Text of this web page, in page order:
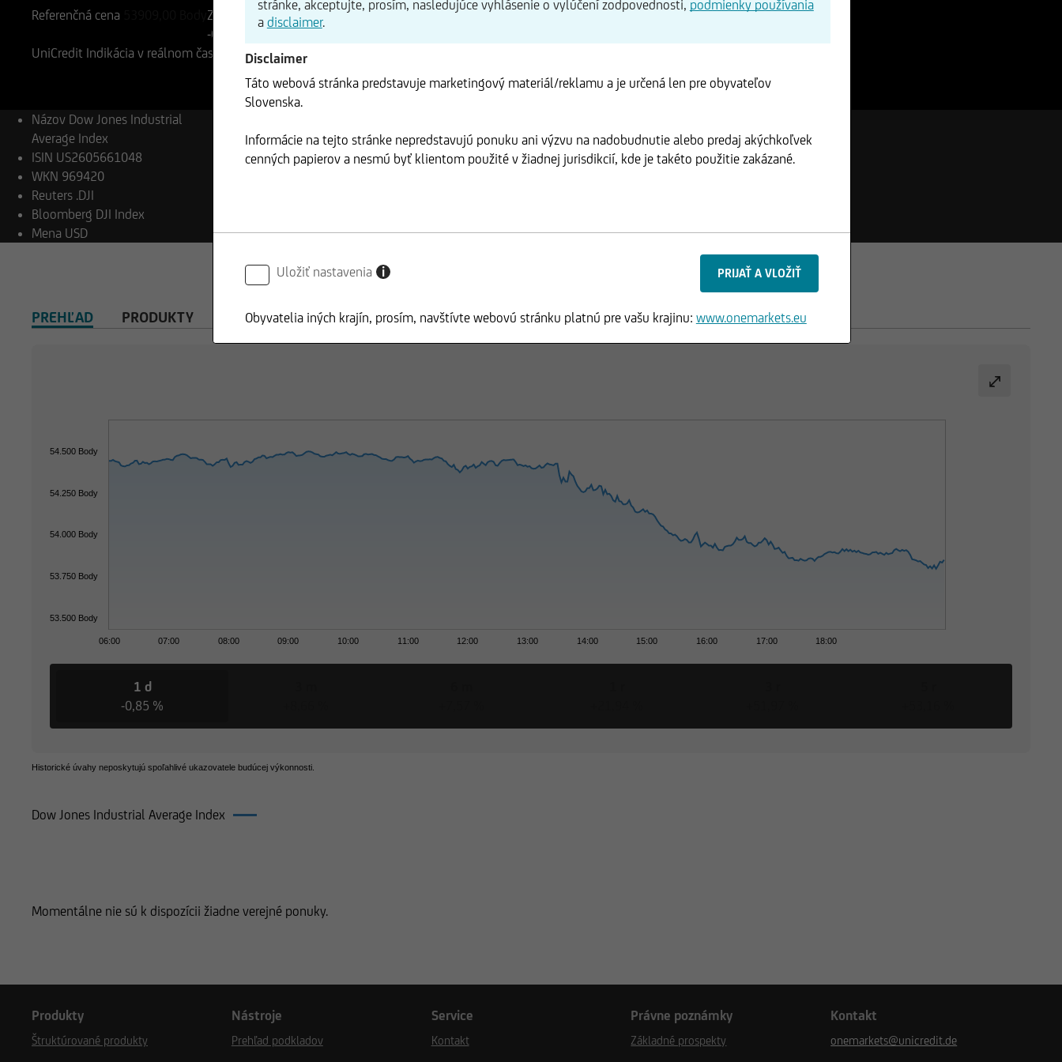
Referenčná cena
Zmena
-0,81%
UniCredit Indikácia v reálnom čase
06.08.2026 - 21:59
Názov Dow Jones Industrial
Average Index
ISIN US2605661048
WKN 969420
Reuters .DJI
Bloomberg DJI Index
Mena USD
PREHĽAD PRODUKTY
06:00 07:00 08:00 09:00 10:00 11:00 12:00 13:00 14:00 15:00 16:00 17:00 18:00
53.500 Body
53.750 Body
54.000 Body
54.250 Body
54.500 Body
1 d
-0,85 %
Historické úvahy neposkytujú spoľahlivé ukazovatele budúcej výkonnosti.
Dow Jones Industrial Average Index
Momentálne nie sú k dispozícii žiadne verejné ponuky.
Produkty
Štruktúrované produkty
Nástroje
Prehľad podkladov
Service
Kontakt
Právne poznámky
Základné prospekty
Kontakt
onemarkets@unicredit.de
stránke, akceptujte, prosím, nasledujúce vyhlásenie o vylúčení zodpovednosti, podmienky používania
a disclaimer.
Disclaimer
Táto webová stránka predstavuje marketingový materiál/reklamu a je určená len pre obyvateľov
Slovenska.
Informácie na tejto stránke nepredstavujú ponuku ani výzvu na nadobudnutie alebo predaj akýchkoľvek
cenných papierov a nesmú byť klientom použité v žiadnej jurisdikcií, kde je takéto použitie zakázané.
Uložiť nastavenia i
Obyvatelia iných krajín, prosím, navštívte webovú stránku platnú pre vašu krajinu: www.onemarkets.eu